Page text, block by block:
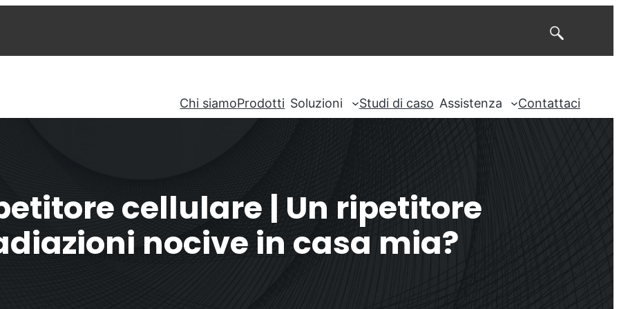
Chi siamoProdotti Soluzioni Studi di caso Assistenza Contattaci
cellulare | Un ripetitore
nocive in casa mia?